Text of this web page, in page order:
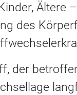
Ältere
des
der